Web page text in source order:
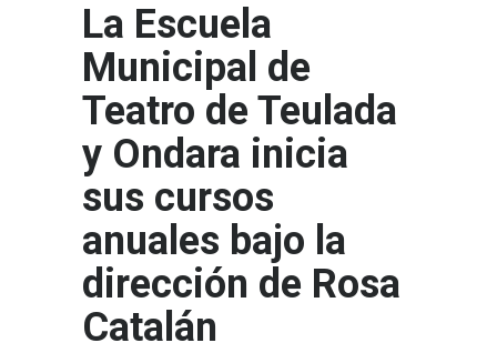
La Escuela
Municipal de
Teatro de Teulada
y Ondara inicia
sus cursos
anuales bajo la
dirección de Rosa
Catalán